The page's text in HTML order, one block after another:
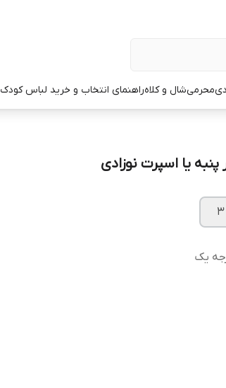
محرمیشال و کلاهراهنمای انتخاب و خرید لباس کودک
پنبه یا اسپرت نوزادی
۳
یک